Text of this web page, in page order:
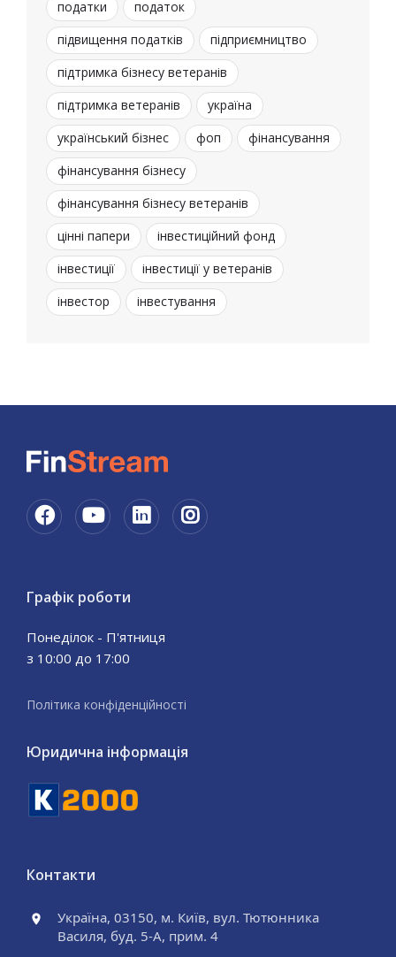
податки
податок
підвищення податків
підприємництво
підтримка бізнесу ветеранів
підтримка ветеранів
україна
український бізнес
фоп
фінансування
фінансування бізнесу
фінансування бізнесу ветеранів
цінні папери
інвестиційний фонд
інвестиції
інвестиції у ветеранів
інвестор
інвестування
Графік роботи
Понеділок - П'ятниця
з 10:00 до 17:00
Політика конфіденційності
Юридична інформація
Контакти
Україна, 03150, м. Київ, вул. Тютюнника
Василя, буд. 5-А, прим. 4